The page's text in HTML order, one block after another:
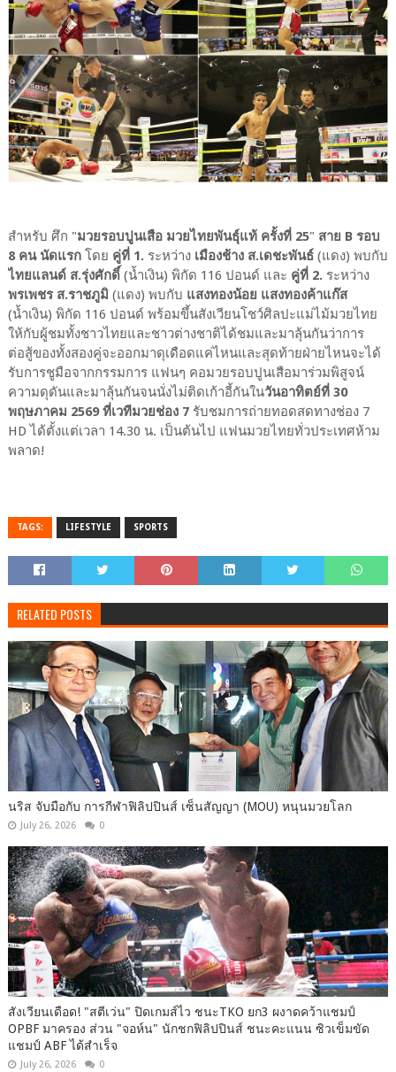
สำหรับ ศึก "มวยรอบปูนเสือ มวยไทยพันธุ์แท้ ครั้งที่ 25" สาย B รอบ
8 คน นัดแรกโดย คู่ที่ 1.ระหว่าง เมืองช้าง ส.เดชะพันธ์(แดง) พบกับ
ไทยแลนด์ ส.รุ่งศักดิ์ (น้ำเงิน) พิกัด 116 ปอนด์ และ คู่ที่ 2.ระหว่าง
พรเพชร ส.ราชภูมิ(แดง) พบกับ แสงทองน้อย แสงทองค้าแก๊ส
(น้ำเงิน) พิกัด 116 ปอนด์ พร้อมขึ้นสังเวียนโชว์ศิลปะแม่ไม้มวยไทย
ให้กับผู้ชมทั้งชาวไทยและชาวต่างชาติได้ชมและมาลุ้นกันว่าการ
ต่อสู้ของทั้งสองคู่จะออกมาดุเดือดแค่ไหนและสุดท้ายฝ่ายไหนจะได้
รับการชูมือจากกรรมการ แฟนๆ คอมวยรอบปูนเสือมาร่วมพิสูจน์
ความดุดันและมาลุ้นกันจนนั่งไม่ติดเก้าอี้กันในวันอาทิตย์ที่ 30
พฤษภาคม 2569 ที่เวทีมวยช่อง 7รับชมการถ่ายทอดสดทางช่อง 7
HD ได้ตั้งแต่เวลา 14.30 น. เป็นต้นไป แฟนมวยไทยทั่วประเทศห้าม
พลาด!
TAGS: LIFESTYLE SPORTS
RELATED POSTS
นริส จับมือกับ การกีฬาฟิลิปปินส์ เซ็นสัญญา (MOU) หนุนมวยโลก
July 26, 2026 0
สังเวียนเดือด! "สตีเว่น" ปิดเกมส์ไว ชนะTKO ยก3 ผงาดคว้าแชมป์
OPBF มาครอง ส่วน "จอห์น" นักชกฟิลิปปินส์ ชนะคะแนน ซิวเข็มขัด
แชมป์ ABF ได้สำเร็จ
July 26, 2026 0